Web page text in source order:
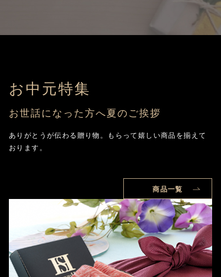
お中元特集
お世話になった方へ夏のご挨拶
ありがとうが伝わる贈り物。もらって嬉しい商品を揃えて
おります。
商品一覧